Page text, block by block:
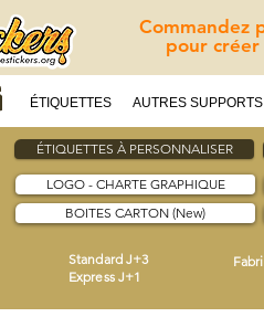
Commandez
pour
ÉTIQUETTES AUTRES SUPPORTS
ÉTIQUETTES À PERSONNALISER
LOGO - CHARTE GRAPHIQUE
BOITES CARTON (New)
Standard J+3
Express J+1